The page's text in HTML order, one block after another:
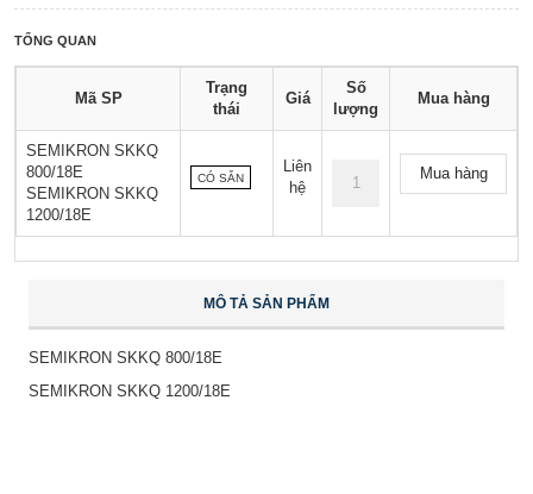
TỔNG QUAN
Mã SP
Trạng
thái
Giá
Số
lượng
Mua hàng
SEMIKRON SKKQ
800/18E
SEMIKRON SKKQ
1200/18E
CÓ SẴN
Liên
hệ
Mua hàng
MÔ TẢ SẢN PHẨM
SEMIKRON SKKQ 800/18E
SEMIKRON SKKQ 1200/18E